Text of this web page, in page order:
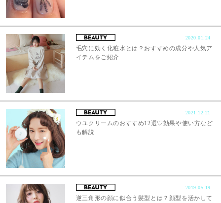
2020.01.24
毛穴に効く化粧水とは？おすすめの成分や人気ア
イテムをご紹介
2021.12.21
ウユクリームのおすすめ12選♡効果や使い方など
も解説
2019.05.19
逆三角形の顔に似合う髪型とは？顔型を活かして